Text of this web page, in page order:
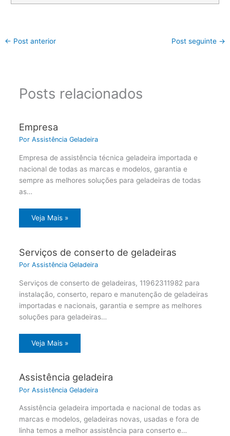
← Post anterior Post seguinte →
Posts relacionados
Empresa
Por Assistência Geladeira
Empresa de assistência técnica geladeira importada e
nacional de todas as marcas e modelos, garantia e
sempre as melhores soluções para geladeiras de todas
as…
Veja Mais »
Serviços de conserto de geladeiras
Por Assistência Geladeira
Serviços de conserto de geladeiras, 11962311982 para
instalação, conserto, reparo e manutenção de geladeiras
importadas e nacionais, garantia e sempre as melhores
soluções para geladeiras…
Veja Mais »
Assistência geladeira
Por Assistência Geladeira
Assistência geladeira importada e nacional de todas as
marcas e modelos, geladeiras novas, usadas e fora de
linha temos a melhor assistência para conserto e…